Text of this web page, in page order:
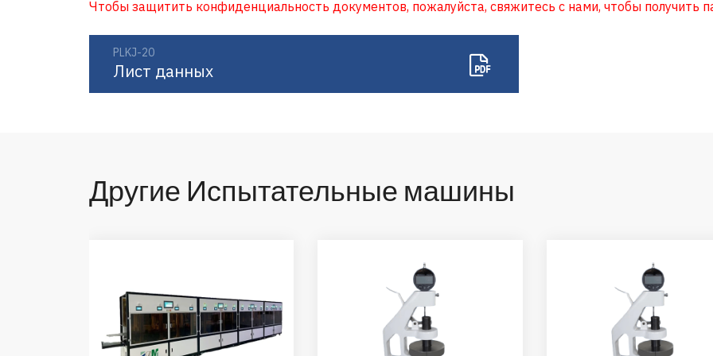
Чтобы защитить конфиденциальность документов, пожалуйста, свяжитесь с нами, чтобы получить
PLKJ-20
Лист данных
Другие Испытательные машины